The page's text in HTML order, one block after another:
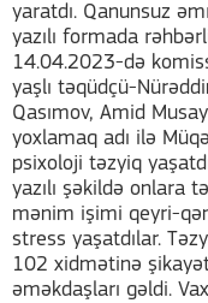
yaratdı. Qanunsuz
yazılı formada
14.04.2023-də
yaşlı təqüdçü-
Qasımov, Amid
yoxlamaq adı ilə
psixoloji təzyiq
yazılı şəkildə onlara
mənim işimi qeyri-
stress yaşatdılar.
102 xidmətinə
əməkdaşları gəldi.